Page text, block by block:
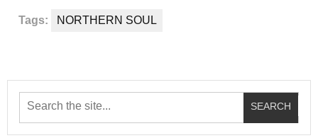
Tags: NORTHERN SOUL